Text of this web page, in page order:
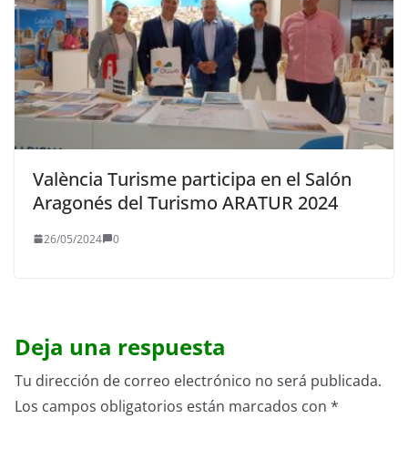
València Turisme participa en el Salón
Aragonés del Turismo ARATUR 2024
26/05/2024 0
Deja una respuesta
Tu dirección de correo electrónico no será publicada.
Los campos obligatorios están marcados con *